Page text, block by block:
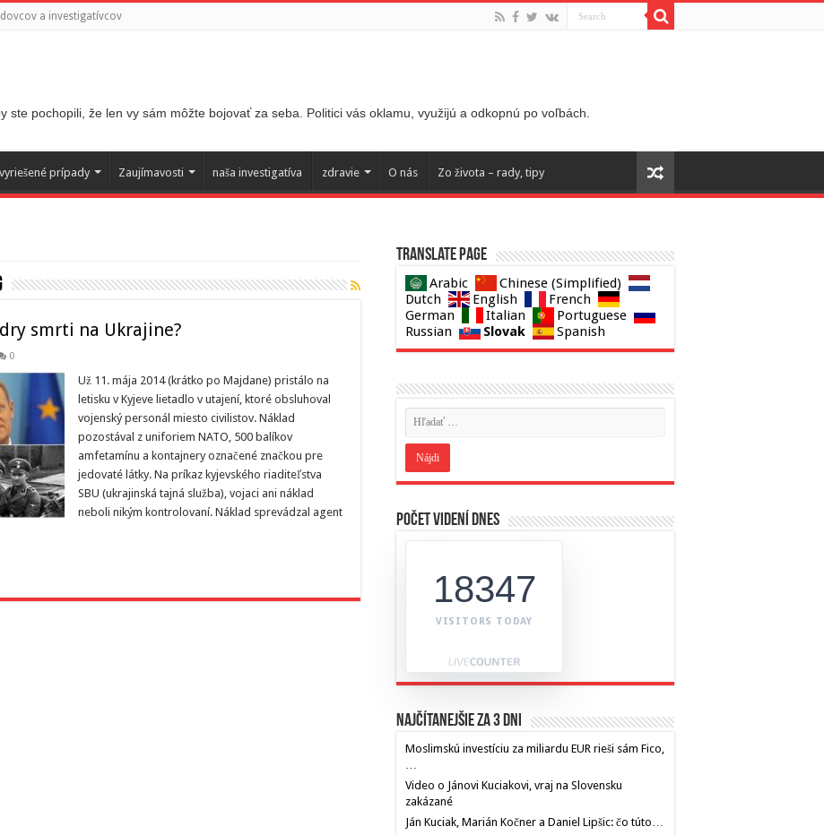
a investigatívcov
ste pochopili, že len vy sám môžte bojovať za seba. Politici vás oklamu, využijú a odkopnú po voľbách.
prípady Zaujímavosti naša investigatíva zdravie O nás Zo života – rady, tipy
smrti na Ukrajine?
0
Už 11. mája 2014 (krátko po Majdane) pristálo na
letisku v Kyjeve lietadlo v utajení, ktoré obsluhoval
vojenský personál miesto civilistov. Náklad
pozostával z uniforiem NATO, 500 balíkov
amfetamínu a kontajnery označené značkou pre
jedovaté látky. Na príkaz kyjevského riaditeľstva
SBU (ukrajinská tajná služba), vojaci ani náklad
neboli nikým kontrolovaní. Náklad sprevádzal agent
Translate page
Arabic
Chinese (Simplified)
Dutch
English
French
German
Italian
Portuguese
Russian
Slovak Spanish
Počet videní dnes
18347
VISITORS TODAY
Najčítanejšie za 3 dni
Moslimskú investíciu za miliardu EUR rieši sám Fico,
…
Video o Jánovi Kuciakovi, vraj na Slovensku
zakázané
Ján Kuciak, Marián Kočner a Daniel Lipšic: čo túto…